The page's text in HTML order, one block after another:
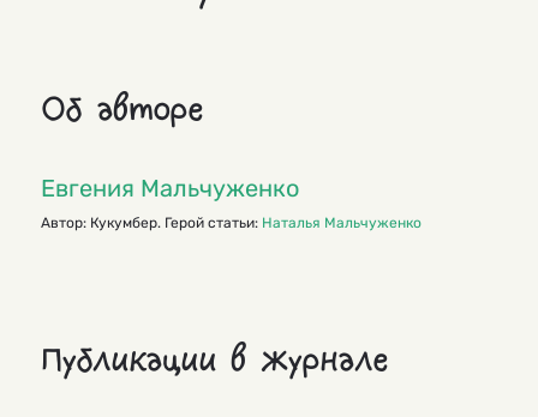
Об авторе
Евгения Мальчуженко
Автор: Кукумбер. Герой статьи: Наталья Мальчуженко
Публикации в журнале